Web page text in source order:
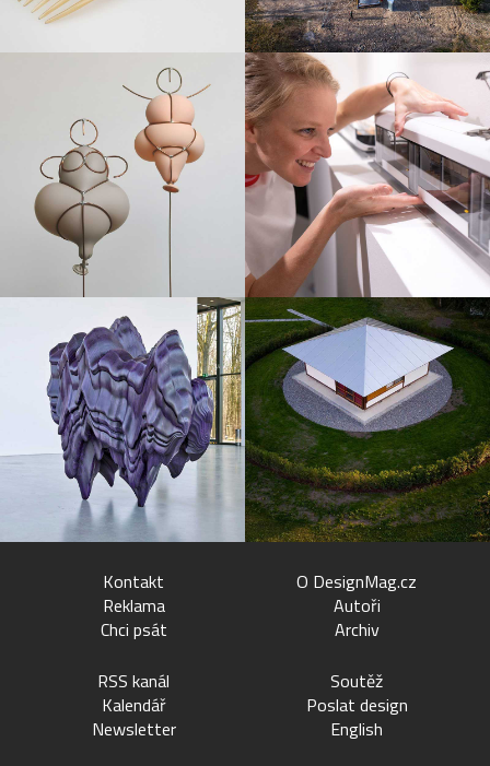
Kontakt
Reklama
Chci psát
O DesignMag.cz
Autoři
Archiv
RSS kanál
Kalendář
Newsletter
Soutěž
Poslat design
English